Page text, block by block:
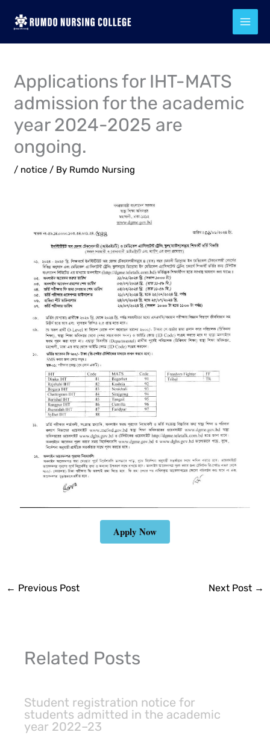
Applications for IHT-MATS
admission for the academic
year 2024-2025 are
ongoing.
/ notice / By Rumdo Nursing
Apply Now
← Previous Post Next Post →
Related Posts
Student registration notice for
students admitted in the academic
year 2022–23